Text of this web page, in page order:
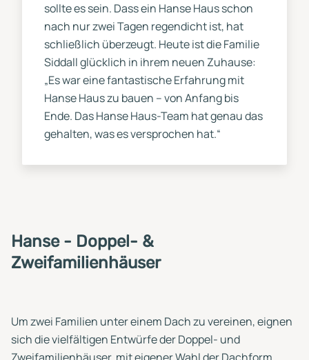
sollte es sein. Dass ein Hanse Haus schon
nach nur zwei Tagen regendicht ist, hat
schließlich überzeugt. Heute ist die Familie
Siddall glücklich in ihrem neuen Zuhause:
„Es war eine fantastische Erfahrung mit
Hanse Haus zu bauen – von Anfang bis
Ende. Das Hanse Haus-Team hat genau das
gehalten, was es versprochen hat.“
Hanse - Doppel- &
Zweifamilienhäuser
Um zwei Familien unter einem Dach zu vereinen, eignen
sich die vielfältigen Entwürfe der Doppel- und